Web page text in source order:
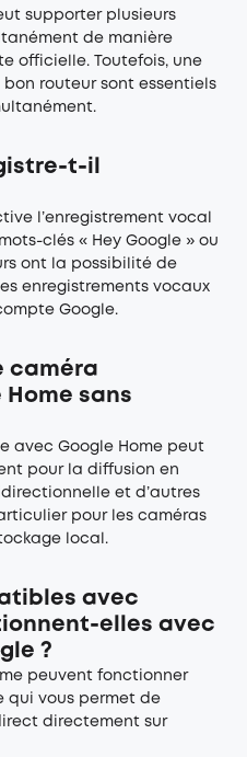
supporter plusieurs
de manière
officielle. Toutefois, une
routeur sont essentiels
t-il
l’enregistrement vocal
clés « Hey Google » ou
ont la possibilité de
enregistrements vocaux
Google.
caméra
sans
avec Google Home peut
pour la diffusion en
et d’autres
pour les caméras
local.
avec
elles avec
?
peuvent fonctionner
qui vous permet de
directement sur